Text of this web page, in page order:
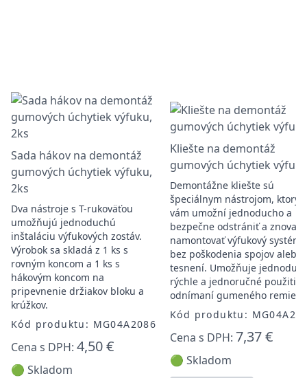
Sada hákov na demontáž
gumových úchytiek výfuku,
2ks
Dva nástroje s T-rukoväťou
umožňujú jednoduchú
inštaláciu výfukových zostáv.
Výrobok sa skladá z 1 ks s
rovným koncom a 1 ks s
hákovým koncom na
pripevnenie držiakov bloku a
krúžkov.
Kód produktu: MG04A2086
Cena s DPH: 4,50 €
🟢 Skladom
Kliešte na demontáž
gumových úchytiek
Demontážne kliešte sú
špeciálnym nástrojom, ktorý
vám umožní jednoducho a
bezpečne odstrániť a znova
namontovať výfukový systém
bez poškodenia spojov alebo
tesnení. Umožňuje
rýchle a jednoručné použitie
odnímaní gumeného
Kód produktu:
Cena s DPH: 7,37 €
🟢 Skladom